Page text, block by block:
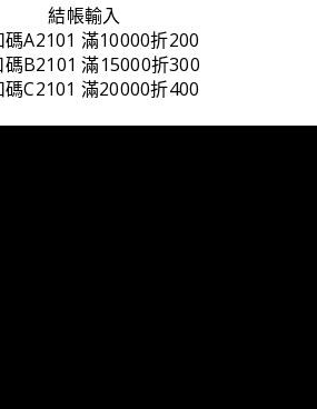
結帳輸入
碼A2101 滿10000折200
碼B2101 滿15000折300
碼C2101 滿20000折400